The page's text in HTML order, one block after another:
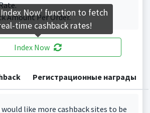
Amount Per Order.
Index Now
Регистрационные награды
would like more cashback sites to be
Now' function to fetch
time cashback rates!